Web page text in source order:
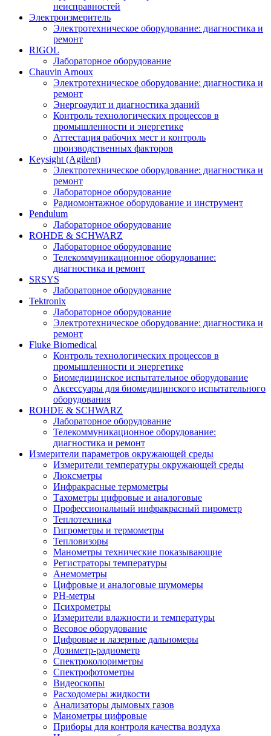
неисправностей
Электроизмеритель
Электротехническое оборудование: диагностика и
ремонт
RIGOL
Лабораторное оборудование
Chauvin Arnoux
Электротехническое оборудование: диагностика и
ремонт
Энергоаудит и диагностика зданий
Контроль технологических процессов в
промышленности и энергетике
Аттестация рабочих мест и контроль
производственных факторов
Keysight (Agilent)
Электротехническое оборудование: диагностика и
ремонт
Лабораторное оборудование
Радиомонтажное оборудование и инструмент
Pendulum
Лабораторное оборудование
ROHDE & SCHWARZ
Лабораторное оборудование
Телекоммуникационное оборудование:
диагностика и ремонт
SRSYS
Лабораторное оборудование
Tektronix
Лабораторное оборудование
Электротехническое оборудование: диагностика и
ремонт
Fluke Biomedical
Контроль технологических процессов в
промышленности и энергетике
Биомедицинское испытательное оборудование
Аксессуары для биомедицинского испытательного
оборудования
ROHDE & SCHWARZ
Лабораторное оборудование
Телекоммуникационное оборудование:
диагностика и ремонт
Измерители параметров окружающей среды
Измерители температуры окружающей среды
Люксметры
Инфракрасные термометры
Тахометры цифровые и аналоговые
Профессиональный инфракрасный пирометр
Теплотехника
Гигрометры и термометры
Тепловизоры
Манометры технические показывающие
Регистраторы температуры
Анемометры
Цифровые и аналоговые шумомеры
PH-метры
Психрометры
Измерители влажности и температуры
Весовое оборудование
Цифровые и лазерные дальномеры
Дозиметр-радиометр
Спектроколориметры
Спектрофотометры
Видеоскопы
Расходомеры жидкости
Анализаторы дымовых газов
Манометры цифровые
Приборы для контроля качества воздуха